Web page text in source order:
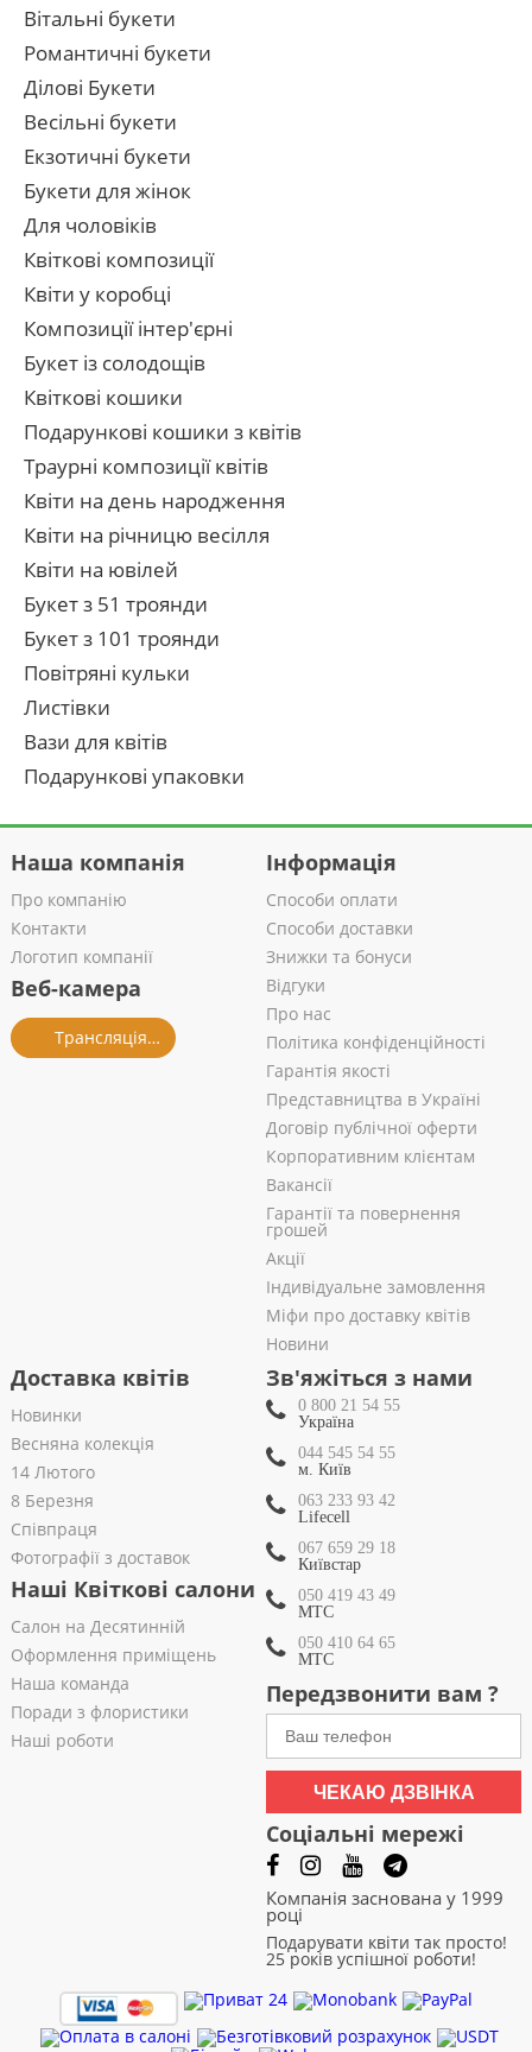
Вітальні букети
Романтичні букети
Ділові Букети
Весільні букети
Екзотичні букети
Букети для жінок
Для чоловіків
Квіткові композиції
Квіти у коробці
Композиції інтер'єрні
Букет із солодощів
Квіткові кошики
Подарункові кошики з квітів
Траурні композиції квітів
Квіти на день народження
Квіти на річницю весілля
Квіти на ювілей
Букет з 51 троянди
Букет з 101 троянди
Повітряні кульки
Листівки
Вази для квітів
Подарункові упаковки
Наша компанія
Про компанію
Контакти
Логотип компанії
Веб-камера
Трансляція із салону
Інформація
Способи оплати
Способи доставки
Знижки та бонуси
Відгуки
Про нас
Політика конфіденційності
Гарантія якості
Представництва в Україні
Договір публічної оферти
Корпоративним клієнтам
Вакансії
Гарантії та повернення
грошей
Акції
Індивідуальне замовлення
Міфи про доставку квітів
Новини
Доставка квітів
Новинки
Весняна колекція
14 Лютого
8 Березня
Співпраця
Фотографії з доставок
Наші Квіткові салони
Салон на Десятинній
Оформлення приміщень
Наша команда
Поради з флористики
Наші роботи
Зв'яжіться з нами
0 800 21 54 55
Україна
044 545 54 55
м. Київ
063 233 93 42
Lifecell
067 659 29 18
Київстар
050 419 43 49
МТС
050 410 64 65
МТС
Передзвонити вам ?
ЧЕКАЮ ДЗВІНКА
Соціальні мережі
Компанія заснована у 1999
році
Подарувати квіти так просто!
25 років успішної роботи!